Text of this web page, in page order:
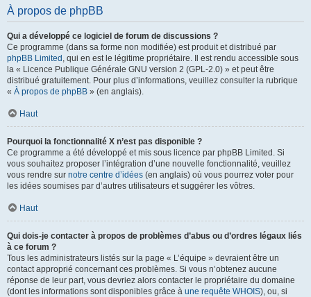
À propos de phpBB
Qui a développé ce logiciel de forum de discussions ?
Ce programme (dans sa forme non modifiée) est produit et distribué par
phpBB Limited , qui en est le légitime propriétaire. Il est rendu accessible sous
la « Licence Publique Générale GNU version 2 (GPL-2.0) » et peut être
distribué gratuitement. Pour plus d’informations, veuillez consulter la rubrique
« À propos de phpBB » (en anglais).
Haut
Pourquoi la fonctionnalité X n’est pas disponible ?
Ce programme a été développé et mis sous licence par phpBB Limited. Si
vous souhaitez proposer l’intégration d’une nouvelle fonctionnalité, veuillez
vous rendre sur notre centre d’idées (en anglais) où vous pourrez voter pour
les idées soumises par d’autres utilisateurs et suggérer les vôtres.
Haut
Qui dois-je contacter à propos de problèmes d’abus ou d’ordres légaux liés
à ce forum ?
Tous les administrateurs listés sur la page « L’équipe » devraient être un
contact approprié concernant ces problèmes. Si vous n’obtenez aucune
réponse de leur part, vous devriez alors contacter le propriétaire du domaine
(dont les informations sont disponibles grâce à une requête WHOIS), ou, si